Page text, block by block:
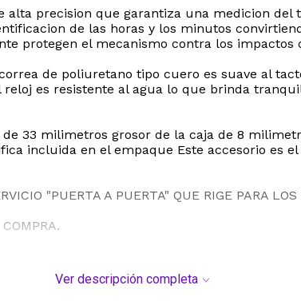
precision que garantiza una medicion
de las horas y los minutos
protegen el mecanismo contra los
de poliuretano tipo cuero es suave al
es resistente al agua lo que brinda
33 milimetros grosor de la caja de 8
incluida en el empaque Este accesorio es
"PUERTA A PUERTA" QUE RIGE PARA
Ver descripción completa